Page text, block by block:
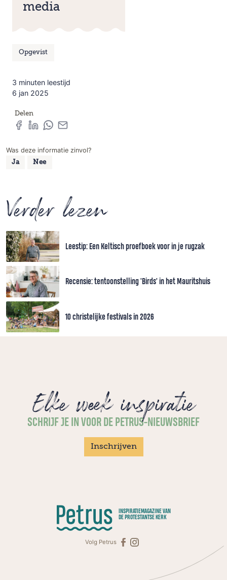
media
Opgevist
3 minuten leestijd
6 jan 2025
Delen
Was deze informatie zinvol?
Ja Nee
Verder lezen
Leestip: Een Keltisch proefboek voor in je rugzak
Recensie: tentoonstelling 'Birds' in het Mauritshuis
10 christelijke festivals in 2026
Elke week inspiratie
SCHRIJF JE IN VOOR DE PETRUS-NIEUWSBRIEF
Inschrijven
INSPIRATIEMAGAZINE VAN
DE PROTESTANTSE KERK
Volg Petrus